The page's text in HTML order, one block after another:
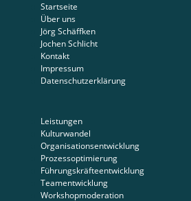
Startseite
Über uns
Jörg Schäffken
Jochen Schlicht
Kontakt
Impressum
Datenschutzerklärung
Leistungen
Kulturwandel
Organisationsentwicklung
Prozessoptimierung
Führungskräfteentwicklung
Teamentwicklung
Workshopmoderation